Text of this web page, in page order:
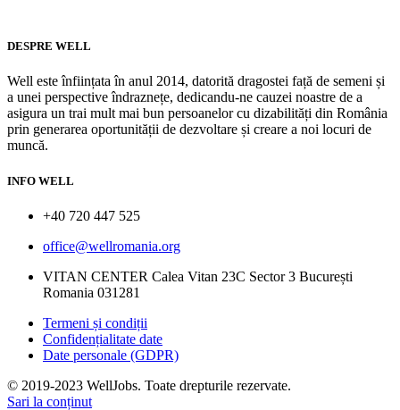
DESPRE WELL
Well este înființata în anul 2014, datorită dragostei față de semeni și
a unei perspective îndraznețe, dedicandu-ne cauzei noastre de a
asigura un trai mult mai bun persoanelor cu dizabilități din România
prin generarea oportunității de dezvoltare și creare a noi locuri de
muncă.
INFO WELL
+40 720 447 525
office@wellromania.org
VITAN CENTER Calea Vitan 23C Sector 3 București
Romania 031281
Termeni și condiții
Confidențialitate date
Date personale (GDPR)
© 2019-2023 WellJobs. Toate drepturile rezervate.
Sari la conținut